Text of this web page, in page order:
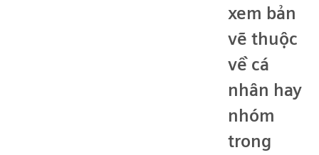
xem bản
vẽ thuộc
về cá
nhân hay
nhóm
trong